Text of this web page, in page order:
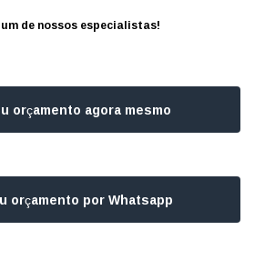
de nossos especialistas!
orçamento agora mesmo
orçamento por Whatsapp